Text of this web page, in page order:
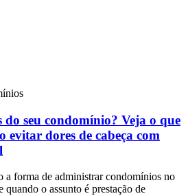
do seu condomínio? Veja o que
evitar dores de cabeça com
a forma de administrar condomínios no
o assunto é prestação de